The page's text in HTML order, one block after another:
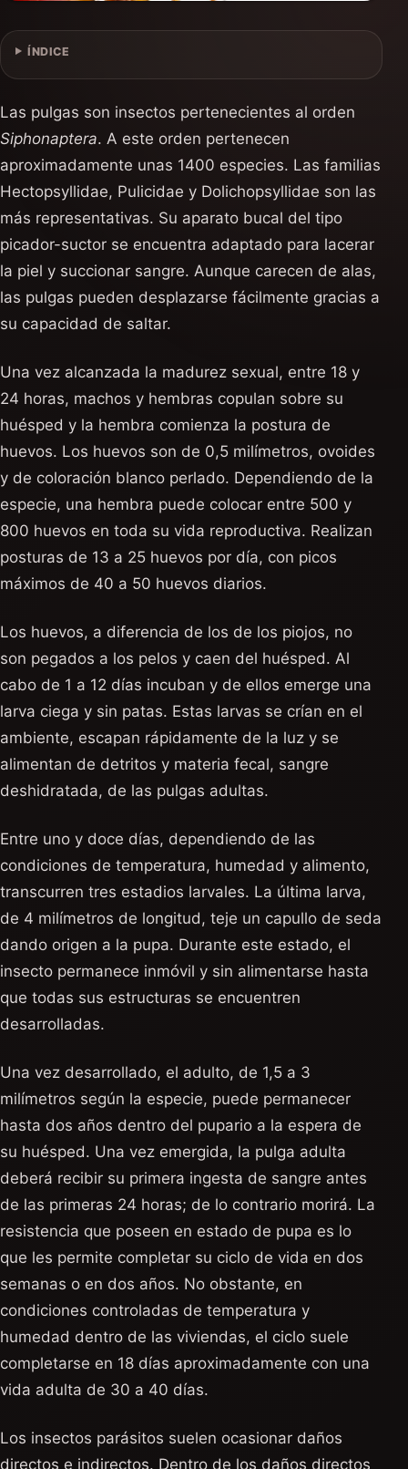
ÍNDICE
Las pulgas son insectos pertenecientes al orden
Siphonaptera. A este orden pertenecen
aproximadamente unas 1400 especies. Las familias
Hectopsyllidae, Pulicidae y Dolichopsyllidae son las
más representativas. Su aparato bucal del tipo
picador-suctor se encuentra adaptado para lacerar
la piel y succionar sangre. Aunque carecen de alas,
las pulgas pueden desplazarse fácilmente gracias a
su capacidad de saltar.
Una vez alcanzada la madurez sexual, entre 18 y
24 horas, machos y hembras copulan sobre su
huésped y la hembra comienza la postura de
huevos. Los huevos son de 0,5 milímetros, ovoides
y de coloración blanco perlado. Dependiendo de la
especie, una hembra puede colocar entre 500 y
800 huevos en toda su vida reproductiva. Realizan
posturas de 13 a 25 huevos por día, con picos
máximos de 40 a 50 huevos diarios.
Los huevos, a diferencia de los de los piojos, no
son pegados a los pelos y caen del huésped. Al
cabo de 1 a 12 días incuban y de ellos emerge una
larva ciega y sin patas. Estas larvas se crían en el
ambiente, escapan rápidamente de la luz y se
alimentan de detritos y materia fecal, sangre
deshidratada, de las pulgas adultas.
Entre uno y doce días, dependiendo de las
condiciones de temperatura, humedad y alimento,
transcurren tres estadios larvales. La última larva,
de 4 milímetros de longitud, teje un capullo de seda
dando origen a la pupa. Durante este estado, el
insecto permanece inmóvil y sin alimentarse hasta
que todas sus estructuras se encuentren
desarrolladas.
Una vez desarrollado, el adulto, de 1,5 a 3
milímetros según la especie, puede permanecer
hasta dos años dentro del pupario a la espera de
su huésped. Una vez emergida, la pulga adulta
deberá recibir su primera ingesta de sangre antes
de las primeras 24 horas; de lo contrario morirá. La
resistencia que poseen en estado de pupa es lo
que les permite completar su ciclo de vida en dos
semanas o en dos años. No obstante, en
condiciones controladas de temperatura y
humedad dentro de las viviendas, el ciclo suele
completarse en 18 días aproximadamente con una
vida adulta de 30 a 40 días.
Los insectos parásitos suelen ocasionar daños
directos e indirectos. Dentro de los daños directos